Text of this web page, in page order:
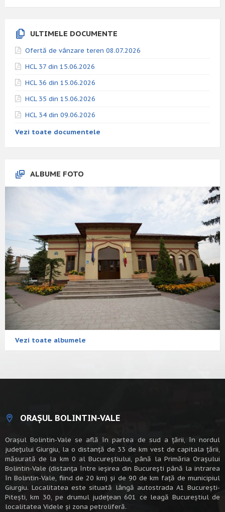
ULTIMELE DOCUMENTE
Ofertă de vânzare teren 08.07.2026
HCL 37 din 15.06.2026
HCL 36 din 15.06.2026
HCL 35 din 15.06.2026
HCL 34 din 09.06.2026
Vezi toate documentele
ALBUME FOTO
Vezi toate albumele
ORAȘUL BOLINTIN-VALE
Oraşul Bolintin-Vale se află în partea de sud a ţării, în nordul
judeţului Giurgiu, la o distanţă de 33 de km vest de capitala țării,
măsurată de la km 0 al Bucureștiului, până la Primăria Orașului
Bolintin-Vale (distanța între ieșirea din București până la intrarea
în Bolintin-Vale, fiind de 20 km) şi de 90 de km faţă de municipiul
Giurgiu. Localitatea este situată lângă autostrada A1 Bucureşti-
Piteşti, km 30, pe drumul judeţean 601 ce leagă Bucureştiul de
localitatea Videle şi zona petroliferă.